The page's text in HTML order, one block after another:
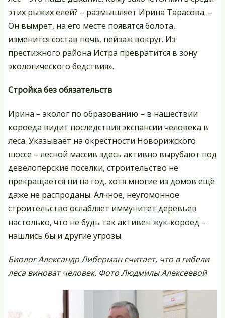
этих рыжих елей? – размышляет Ирина Тарасова. –
Он вымрет, на его месте появятся болота,
изменится состав почв, пейзаж вокруг. Из
престижного района Истра превратится в зону
экологического бедствия».
Стройка без обязательств
Ирина – эколог по образованию – в нашествии
короеда видит последствия экспансии человека в
леса. Указывает на окрестности Новорижского
шоссе – лесной массив здесь активно вырубают под
девелоперские посёлки, строительство не
прекращается ни на год, хотя многие из домов ещё
даже не распроданы. Алчное, неугомонное
строительство ослабляет иммунитет деревьев
настолько, что не будь так активен жук-короед –
нашлись бы и другие угрозы.
Биолог Александр Либерман считает, что в гибели
леса виноват человек. Фото Людмилы Алексеевой